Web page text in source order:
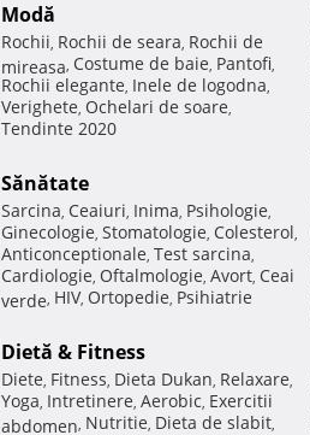
Modă
Rochii, Rochii de seara, Rochii de
mireasa, Costume de baie, Pantofi,
Rochii elegante, Inele de logodna,
Verighete, Ochelari de soare,
Tendinte 2020
Sănătate
Sarcina, Ceaiuri, Inima, Psihologie,
Ginecologie, Stomatologie, Colesterol,
Anticonceptionale, Test sarcina,
Cardiologie, Oftalmologie, Avort, Ceai
verde, HIV, Ortopedie, Psihiatrie
Dietă & Fitness
Diete, Fitness, Dieta Dukan, Relaxare,
Yoga, Intretinere, Aerobic, Exercitii
abdomen, Nutritie, Dieta de slabit,